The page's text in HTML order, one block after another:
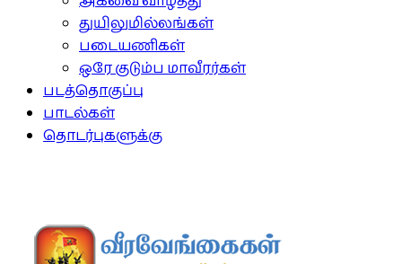
துயிலுமில்லங்கள்
படையணிகள்
ஒரே குடும்ப மாவீரர்கள்
படத்தொகுப்பு
பாடல்கள்
தொடர்புகளுக்கு